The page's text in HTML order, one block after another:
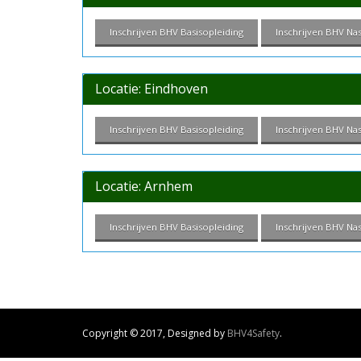
Inschrijven BHV Basisopleiding Inschrijven BHV
Locatie: Eindhoven
Inschrijven BHV Basisopleiding Inschrijven BHV
Locatie: Arnhem
Inschrijven BHV Basisopleiding Inschrijven BHV
Copyright © 2017, Designed by BHV4Safety.